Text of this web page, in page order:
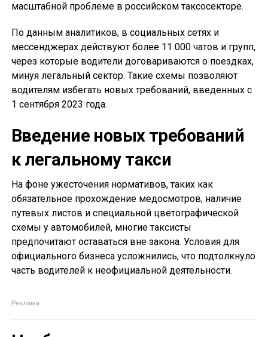
масштабной проблеме в российском таксосекторе.
По данным аналитиков, в социальных сетях и
мессенджерах действуют более 11 000 чатов и групп,
через которые водители договариваются о поездках,
минуя легальный сектор. Такие схемы позволяют
водителям избегать новых требований, введенных с
1 сентября 2023 года.
Введение новых требований
к легальному такси
На фоне ужесточения нормативов, таких как
обязательное прохождение медосмотров, наличие
путевых листов и специальной цветографической
схемы у автомобилей, многие таксисты
предпочитают оставаться вне закона. Условия для
официального бизнеса усложнились, что подтолкнуло
часть водителей к неофициальной деятельности.